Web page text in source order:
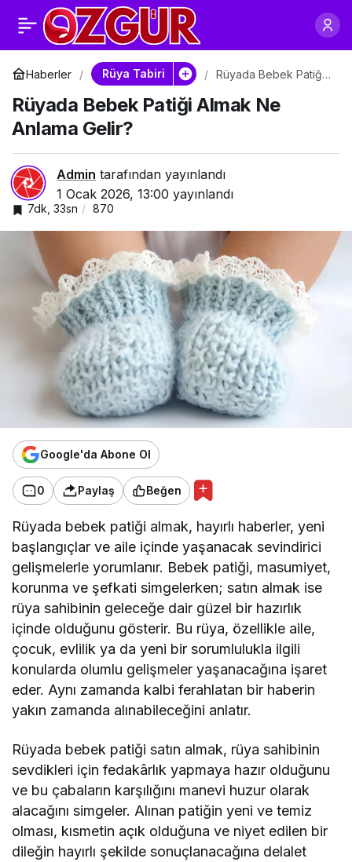
Haberler Rüya Tabiri
Rüyada Bebek Patiği
Gelir?
Rüyada Bebek Patiği Almak Ne
Anlama Gelir?
Admin tarafından yayınlandı
1 Ocak 2026, 13:00 yayınlandı
7dk, 33sn 870
Google'da Abone Ol
0 Paylaş Beğen
Rüyada bebek patiği almak, hayırlı haberler, yeni
başlangıçlar ve aile içinde yaşanacak sevindirici
gelişmelerle yorumlanır. Bebek patiği, masumiyet,
korunma ve şefkati simgelerken; satın almak ise
rüya sahibinin geleceğe dair güzel bir hazırlık
içinde olduğunu gösterir. Bu rüya, özellikle aile,
çocuk, evlilik ya da yeni bir sorumlulukla ilgili
konularda olumlu gelişmeler yaşanacağına işaret
eder. Aynı zamanda kalbi ferahlatan bir haberin
yakın zamanda alınabileceğini anlatır.
Rüyada bebek patiği satın almak, rüya sahibinin
sevdikleri için fedakârlık yapmaya hazır olduğunu
ve bu çabaların karşılığını manevi huzur olarak
alacağını simgeler. Alınan patiğin yeni ve temiz
olması, kısmetin açık olduğuna ve niyet edilen bir
dileğin hayırlı şekilde sonuçlanacağına delalet
Rüyada Bebek
Arabası Sürmek Ne
Anlama Gelir?
Paylaş